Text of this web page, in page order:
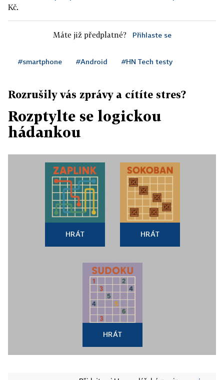
Kč.
Máte již předplatné? Přihlaste se
#smartphone #Android #HN Tech testy
Rozrušily vás zprávy a cítíte stres?
Rozptylte se logickou
hádankou
HRÁT HRÁT
HRÁT